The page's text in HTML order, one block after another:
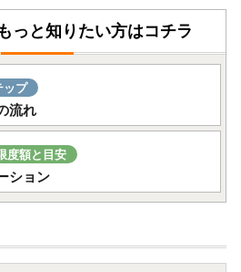
うお願いいたします。
進係
っと知りたい方はコチラ
ップ
流れ
度額と目安
ション